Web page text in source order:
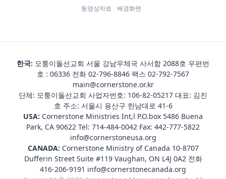
동영상자료
배경화면
한국: 모퉁이돌선교회 서울 강남우체국 사서함 2088호 우편번
호 : 06336 전화 02-796-8846 팩스 02-792-7567
main@cornerstone.or.kr
단체: 모퉁이돌선교회 사업자번호: 106-82-05217 대표: 김진
호 주소: 서울시 용산구 한남대로 41-6
USA: Cornerstone Ministries Int,l P.O.box 5486 Buena
Park, CA 90622 Tel: 714-484-0042 Fax: 442-777-5822
info@cornerstoneusa.org
CANADA: Cornerstone Ministry of Canada 10-8707
Dufferin Street Suite #119 Vaughan, ON L4J 0A2 전화
416-206-9191 info@cornerstonecanada.org